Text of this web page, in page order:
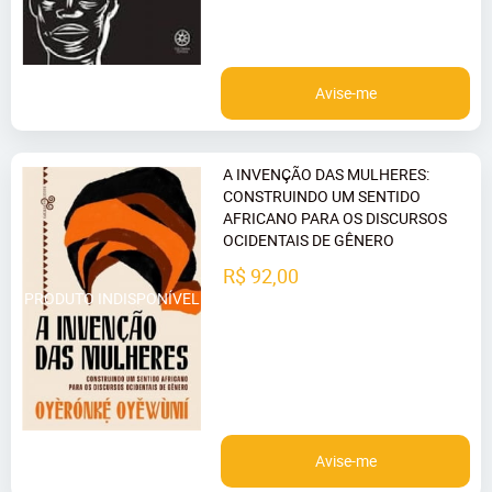
Avise-me
A INVENÇÃO DAS MULHERES:
CONSTRUINDO UM SENTIDO
AFRICANO PARA OS DISCURSOS
OCIDENTAIS DE GÊNERO
R$ 92,00
Avise-me